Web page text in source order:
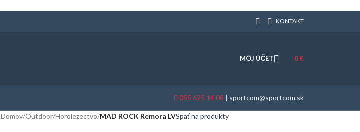
KONTAKT
MÔJ ÚČET 0€
055 625 14 08 | sportcom@sportcom.sk
Domov/Outdoor/Horolezectvo/MAD ROCK Remora LVSpäť na produkty